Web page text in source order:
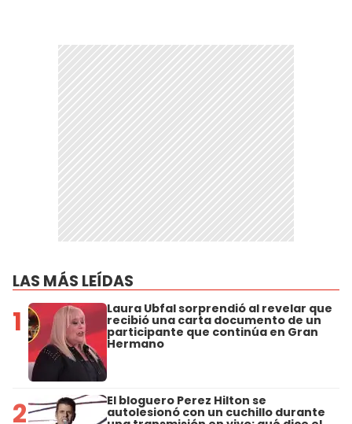
LAS MÁS LEÍDAS
1 Laura Ubfal sorprendió al revelar que
recibió una carta documento de un
participante que continúa en Gran
Hermano
2 El bloguero Perez Hilton se
autolesionó con un cuchillo durante